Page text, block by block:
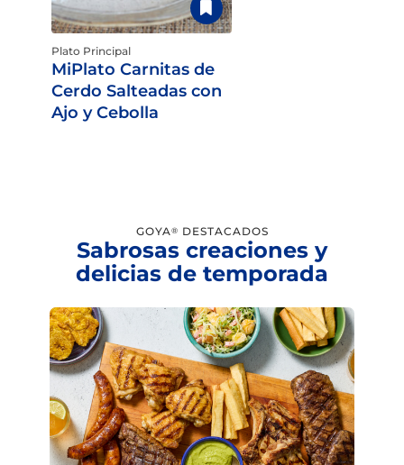
Plato Principal
MiPlato Carnitas de
Cerdo Salteadas con
Ajo y Cebolla
GOYA® DESTACADOS
Sabrosas creaciones y
delicias de temporada